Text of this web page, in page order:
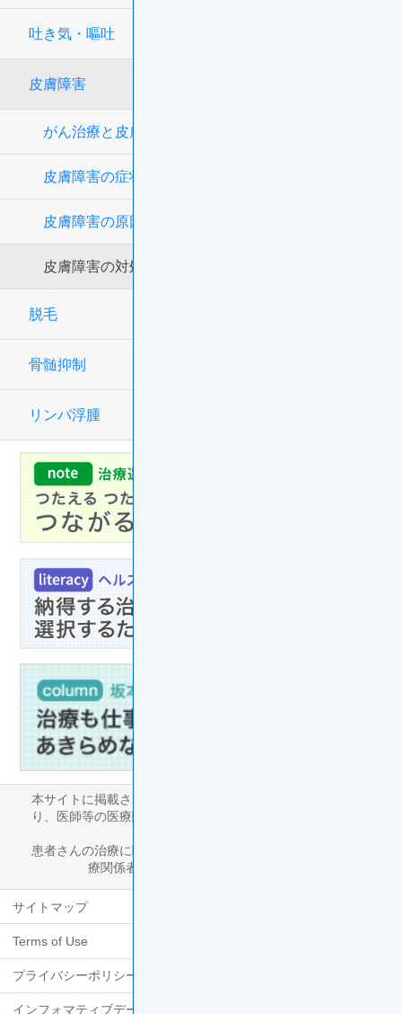
吐き気・嘔吐
皮膚障害
がん治療と皮膚障害
皮膚障害の症状
皮膚障害の原因
皮膚障害の対処法
脱毛
骨髄抑制
リンパ浮腫
本サイトに掲載された健康情報は啓発を目的としたものであ
り、医師等の医療関係者に対する相談に代わるものではあり
患者さんの治療に関しては、個々の特性を考慮し医師等の医
療関係者と相談の上決定してください。
サイトマップ
Terms of Use
プライバシーポリシー
インフォマティブデータの取扱い